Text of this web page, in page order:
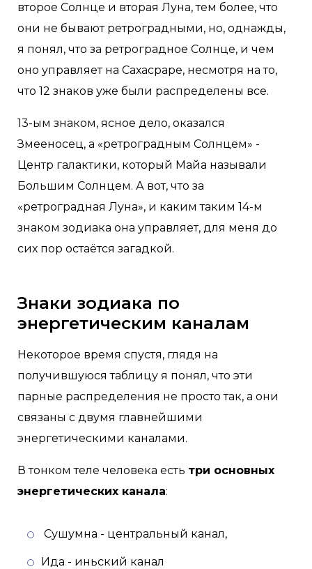
второе Солнце и вторая Луна, тем более, что
они не бывают ретроградными, но, однажды,
я понял, что за ретроградное Солнце, и чем
оно управляет на Сахасраре, несмотря на то,
что 12 знаков уже были распределены все.
13-ым знаком, ясное дело, оказался
Змееносец, а «ретроградным Солнцем» -
Центр галактики, который Майа называли
Большим Солнцем. А вот, что за
«ретроградная Луна», и каким таким 14-м
знаком зодиака она управляет, для меня до
сих пор остаётся загадкой.
Знаки зодиака по
энергетическим каналам
Некоторое время спустя, глядя на
получившуюся таблицу я понял, что эти
парные распределения не просто так, а они
связаны с двумя главнейшими
энергетическими каналами.
В тонком теле человека есть три основных
энергетических канала:
Сушумна - центральный канал,
Ида - иньский канал